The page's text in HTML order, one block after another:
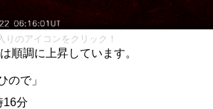
りのアイコンをクリック！
順調に上昇しています。
ので」
16分